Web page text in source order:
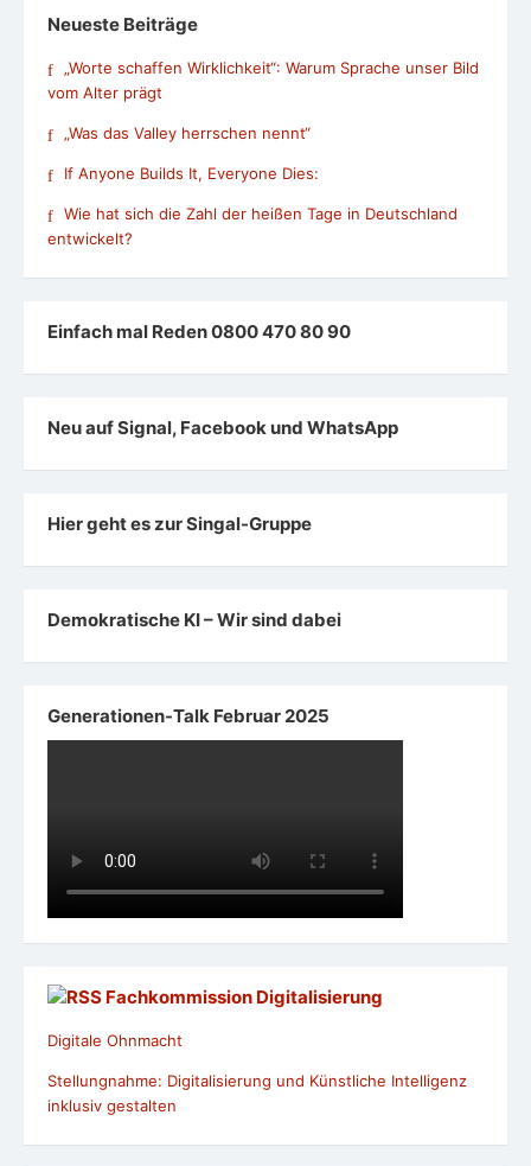
Neueste Beiträge
„Worte schaffen Wirklichkeit“: Warum Sprache unser Bild
vom Alter prägt
„Was das Valley herrschen nennt“
If Anyone Builds It, Everyone Dies:
Wie hat sich die Zahl der heißen Tage in Deutschland
entwickelt?
Einfach mal Reden 0800 470 80 90
Neu auf Signal, Facebook und WhatsApp
Hier geht es zur Singal-Gruppe
Demokratische KI – Wir sind dabei
Generationen-Talk Februar 2025
Fachkommission Digitalisierung
Digitale Ohnmacht
Stellungnahme: Digitalisierung und Künstliche Intelligenz
inklusiv gestalten